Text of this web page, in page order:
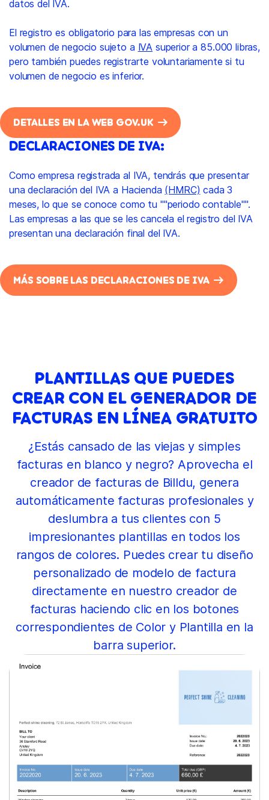
datos del IVA.
El registro es obligatorio para las empresas con un
volumen de negocio sujeto a IVA superior a 85.000 libras,
pero también puedes registrarte voluntariamente si tu
volumen de negocio es inferior.
DETALLES EN LA WEB GOV.UK
DECLARACIONES DE IVA:
Como empresa registrada al IVA, tendrás que presentar
una declaración del IVA a Hacienda (HMRC) cada 3
meses, lo que se conoce como tu ""periodo contable"".
Las empresas a las que se les cancela el registro del IVA
presentan una declaración final del IVA.
MÁS SOBRE LAS DECLARACIONES DE IVA
PLANTILLAS QUE PUEDES
CREAR CON EL GENERADOR DE
FACTURAS EN LÍNEA GRATUITO
¿Estás cansado de las viejas y simples
facturas en blanco y negro? Aprovecha el
creador de facturas de Billdu, genera
automáticamente facturas profesionales y
deslumbra a tus clientes con 5
impresionantes plantillas en todos los
rangos de colores. Puedes crear tu diseño
personalizado de modelo de factura
directamente en nuestro creador de
facturas haciendo clic en los botones
correspondientes de Color y Plantilla en la
barra superior.